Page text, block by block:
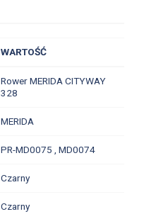
WARTOŚĆ
Rower MERIDA CITYWAY
328
MERIDA
PR-MD0075 , MD0074
Czarny
Czarny